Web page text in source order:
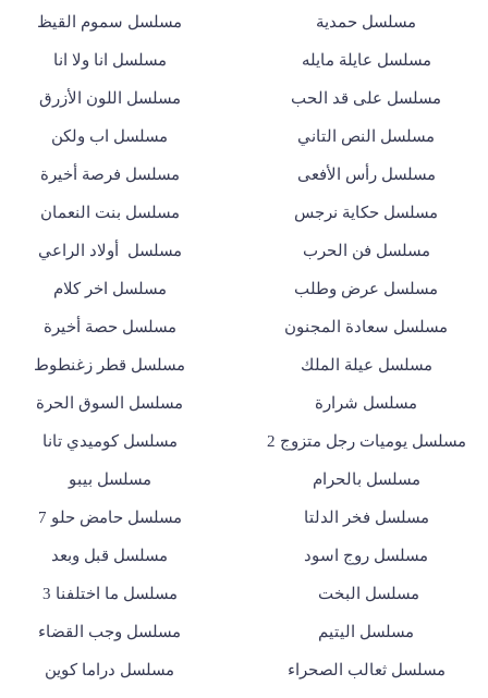
مسلسل حمدية مسلسل سموم القيظ
مسلسل عايلة مايله مسلسل انا ولا انا
مسلسل على قد الحب مسلسل اللون الأزرق
مسلسل النص التاني مسلسل اب ولكن
مسلسل رأس الأفعى مسلسل فرصة أخيرة
مسلسل حكاية نرجس مسلسل بنت النعمان
مسلسل فن الحرب مسلسل أولاد الراعي
مسلسل عرض وطلب مسلسل اخر كلام
مسلسل سعادة المجنون مسلسل حصة أخيرة
مسلسل عيلة الملك مسلسل قطر زغنطوط
مسلسل شرارة مسلسل السوق الحرة
مسلسل يوميات رجل متزوج 2 مسلسل كوميدي تانا
مسلسل بالحرام مسلسل بيبو
مسلسل فخر الدلتا مسلسل حامض حلو 7
مسلسل روج اسود مسلسل قبل وبعد
مسلسل البخت مسلسل ما اختلفنا 3
مسلسل اليتيم مسلسل وجب القضاء
مسلسل ثعالب الصحراء مسلسل دراما كوين